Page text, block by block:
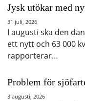
Jysk utökar med
31 juli, 2026
I augusti ska den
ett nytt och 63 000
rapporterar…
Problem för
3 augusti, 2026